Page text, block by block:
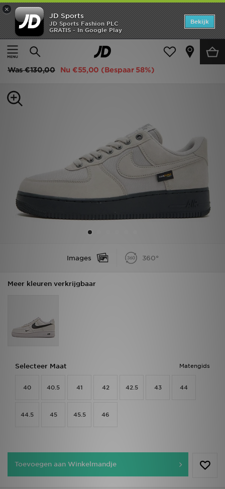
×
JD Sports
JD Sports Fashion PLC
GRATIS - In Google Play
Bekijk
Thuis
Heren Herenschoenen Sneakers
Nike Air Force 1 Low
Was€130,00 Nu €55,00 (Bespaar 58%)
Images 360°
Meer kleuren verkrijgbaar
Matengids
Selecteer Maat
40 40.5 41 42 42.5 43 44
44.5 45 45.5 46
Toevoegen aan Winkelmandje
Home
Offers
Dames
Voetbal
Sports
Klantenservice
Download de app
Wie wij zijn